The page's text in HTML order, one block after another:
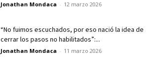
Jonathan Mondaca - 12 marzo 2026
“No fuimos escuchados, por eso nació la idea de
cerrar los pasos no habilitados”:...
Jonathan Mondaca - 11 marzo 2026